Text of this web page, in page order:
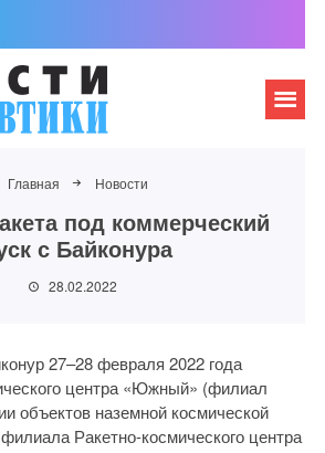
Главная Новости
под коммерческий
с Байконура
28.02.2022
27–28 февраля 2022 года
центра «Южный» (филиал
объектов наземной космической
Ракетно-космического центра